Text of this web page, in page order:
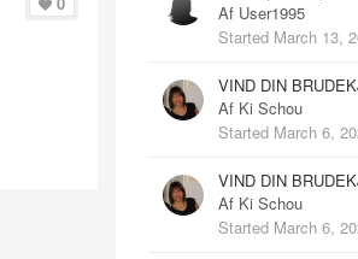
Af User1995
Started March 13,
VIND DIN
Af Ki Schou
Started March 6,
VIND DIN
Af Ki Schou
Started March 6,